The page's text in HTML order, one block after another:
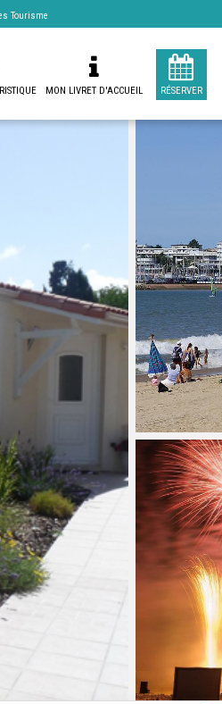
Tourisme
MON LIVRET D'ACCUEIL RÉSERVER